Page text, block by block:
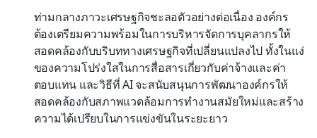
ท่ามกลางภาวะเศรษฐกิจชะลอตัวอย่างต่อเนื่อง องค์กร
ต้องเตรียมความพร้อมในการบริหารจัดการบุคลากรให้
สอดคล้องกับบริบททางเศรษฐกิจที่เปลี่ยนแปลงไป ทั้งในแง่
ของความโปร่งใสในการสื่อสารเกี่ยวกับค่าจ้างและค่า
ตอบแทน และวิธีที่ AI จะสนับสนุนการพัฒนาองค์กรให้
สอดคล้องกับสภาพแวดล้อมการทำงานสมัยใหม่และสร้าง
ความได้เปรียบในการแข่งขันในระยะยาว